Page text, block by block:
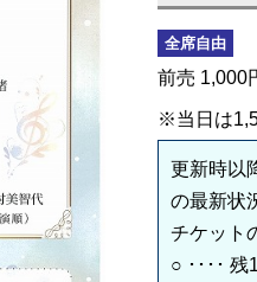
全席自由
前売 1,000
※当日は
更新時以
の最新状
チケット
○ ････